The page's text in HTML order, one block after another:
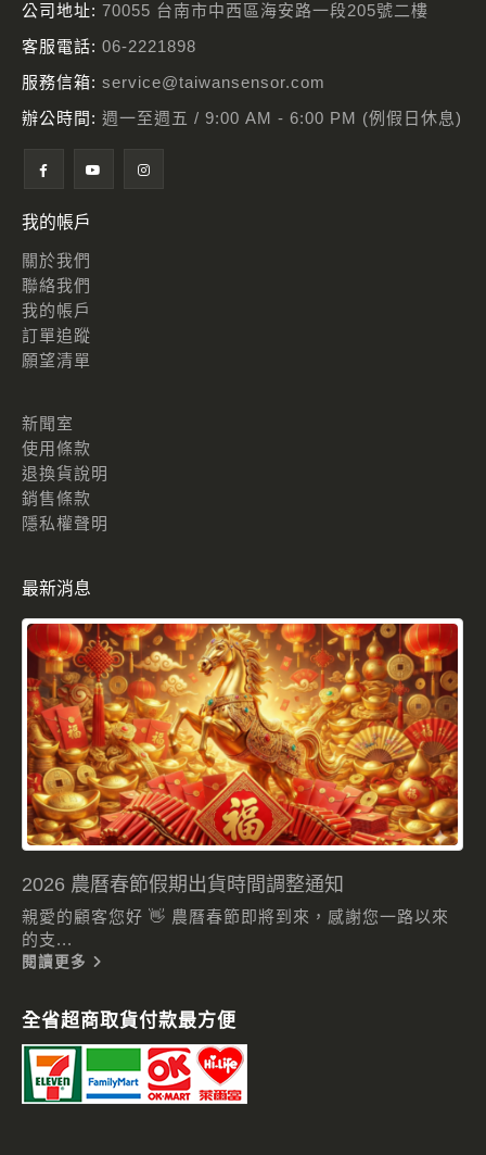
公司地址: 70055 台南市中西區海安路一段205號二樓
客服電話: 06-2221898
服務信箱: service@taiwansensor.com
辦公時間: 週一至週五 / 9:00 AM - 6:00 PM (例假日休息)
我的帳戶
關於我們
聯絡我們
我的帳戶
訂單追蹤
願望清單
新聞室
使用條款
退換貨說明
銷售條款
隱私權聲明
最新消息
2026 農曆春節假期出貨時間調整通知
親愛的顧客您好 👋 農曆春節即將到來，感謝您一路以來
的支...
閱讀更多
全省超商取貨付款最方便